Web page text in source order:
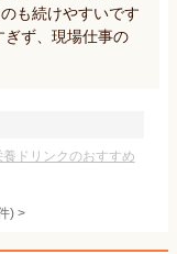
も続けやすいです
ぎず、現場仕事の
ドリンクのおすすめ
) >